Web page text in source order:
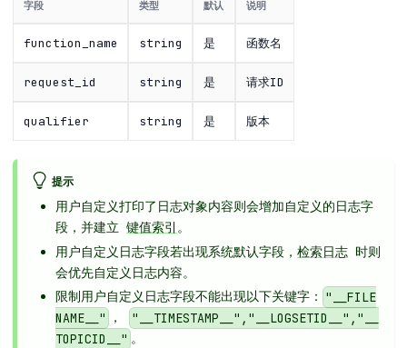
字段 类型 默认 说明
function_name string 是 函数名
request_id string 是 请求ID
qualifier string 是 版本
提示
用户自定义打印了日志对象内容则会增加自定义的日志字
段，并建立 键值索引 。
用户自定义日志字段若出现系统默认字段， 检索日志 时则
会优先自定义日志内容。
限制用户自定义日志字段不能出现以下关键字： "__FILE
NAME__"
，
"__TIMESTAMP__","__LOGSETID__","__
TOPICID__" 。